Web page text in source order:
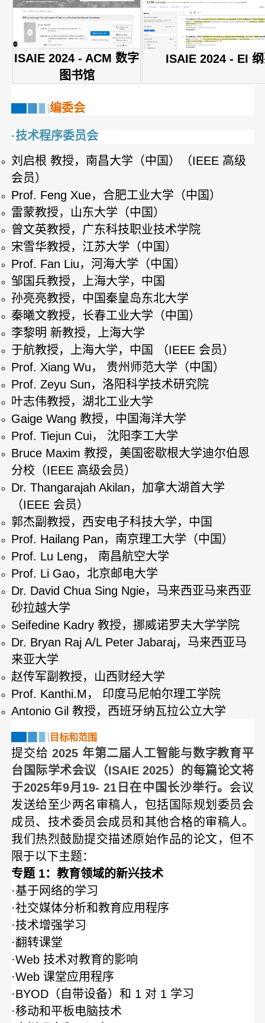
ISAIE 2024 - ACM 数字
图书馆
ISAIE 2024 - EI
编委会
·技术程序委员会
刘启根 教授，南昌大学（中国）（IEEE 高级
会员）
Prof. Feng Xue，合肥工业大学（中国）
雷蒙教授，山东大学（中国）
曾文英教授，广东科技职业技术学院
宋雪华教授，江苏大学（中国）
Prof. Fan Liu，河海大学（中国）
邹国兵教授，上海大学，中国
孙亮亮教授，中国秦皇岛东北大学
秦曦文教授，长春工业大学（中国）
李黎明 新教授，上海大学
于航教授，上海大学，中国 （IEEE 会员）
Prof. Xiang Wu， 贵州师范大学（中国）
Prof. Zeyu Sun，洛阳科学技术研究院
叶志伟教授，湖北工业大学
Gaige Wang 教授，中国海洋大学
Prof. Tiejun Cui， 沈阳李工大学
Bruce Maxim 教授，美国密歇根大学迪尔伯恩
分校（IEEE 高级会员）
Dr. Thangarajah Akilan，加拿大湖首大学
（IEEE 会员）
郭杰副教授，西安电子科技大学，中国
Prof. Hailang Pan，南京理工大学（中国）
Prof. Lu Leng， 南昌航空大学
Prof. Li Gao，北京邮电大学
Dr. David Chua Sing Ngie，马来西亚马来西亚
砂拉越大学
Seifedine Kadry 教授，挪威诺罗夫大学学院
Dr. Bryan Raj A/L Peter Jabaraj，马来西亚马
来亚大学
赵传军副教授，山西财经大学
Prof. Kanthi.M， 印度马尼帕尔理工学院
Antonio Gil 教授，西班牙纳瓦拉公立大学
目标和范围
提交给2025 年第二届人工智能与数字教育平
台国际学术会议（ISAIE 2025）的每篇论文将
于2025年9月19- 21日在中国长沙举行。 会议
发送给至少两名审稿人，包括国际规划委员会
成员、技术委员会成员和其他合格的审稿人。
我们热烈鼓励提交描述原始作品的论文，但不
限于以下主题：
专题 1：教育领域的新兴技术
·基于网络的学习
·社交媒体分析和教育应用程序
·技术增强学习
·翻转课堂
·Web 技术对教育的影响
·Web 课堂应用程序
·BYOD（自带设备）和 1 对 1 学习
·移动和平板电脑技术